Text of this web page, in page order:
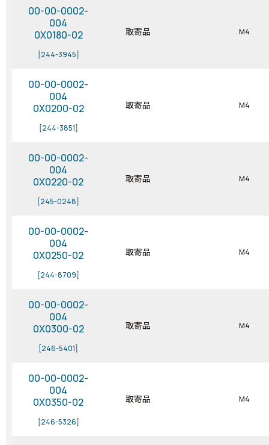
00-00-0002-
004
0X0180-02
[244-3945]
取寄品 M4
00-00-0002-
004
0X0200-02
[244-3851]
取寄品 M4
00-00-0002-
004
0X0220-02
[245-0248]
取寄品 M4
00-00-0002-
004
0X0250-02
[244-8709]
取寄品 M4
00-00-0002-
004
0X0300-02
[246-5401]
取寄品 M4
00-00-0002-
004
0X0350-02
[246-5326]
取寄品 M4